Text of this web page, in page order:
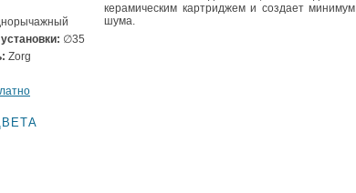
∅35
Zorg
керамическим картриджем и создает минимум
шума.